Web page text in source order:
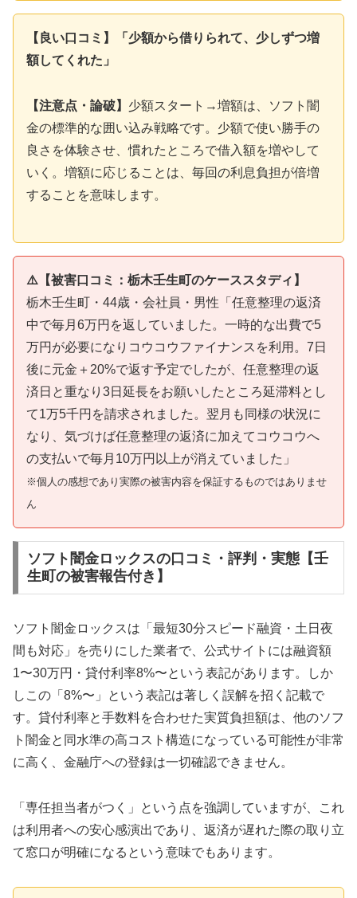
【良い口コミ】「少額から借りられて、少しずつ増
額してくれた」
【注意点・論破】 少額スタート→増額は、ソフト闇
金の標準的な囲い込み戦略です。少額で使い勝手の
良さを体験させ、慣れたところで借入額を増やして
いく。増額に応じることは、毎回の利息負担が倍増
することを意味します。
⚠️【被害口コミ：栃木壬生町のケーススタディ】
栃木壬生町・44歳・会社員・男性「任意整理の返済
中で毎月6万円を返していました。一時的な出費で5
万円が必要になりコウコウファイナンスを利用。7日
後に元金＋20%で返す予定でしたが、任意整理の返
済日と重なり3日延長をお願いしたところ延滞料とし
て1万5千円を請求されました。翌月も同様の状況に
なり、気づけば任意整理の返済に加えてコウコウへ
の支払いで毎月10万円以上が消えていました」
※個人の感想であり実際の被害内容を保証するものではありませ
ん
ソフト闇金ロックスの口コミ・評判・実態【壬
生町の被害報告付き】
ソフト闇金ロックスは「最短30分スピード融資・土日夜
間も対応」を売りにした業者で、公式サイトには融資額
1〜30万円・貸付利率8%〜という表記があります。しか
しこの「8%〜」という表記は著しく誤解を招く記載で
す。貸付利率と手数料を合わせた実質負担額は、他のソフ
ト闇金と同水準の高コスト構造になっている可能性が非常
に高く、金融庁への登録は一切確認できません。
「専任担当者がつく」という点を強調していますが、これ
は利用者への安心感演出であり、返済が遅れた際の取り立
て窓口が明確になるという意味でもあります。